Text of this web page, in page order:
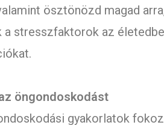
ösztönözd magad
a stresszfaktorok az
öngondoskodást
gyakorlatok